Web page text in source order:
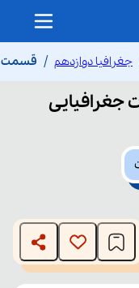
جغرافیا دوازدهم قسمت
جغرافیایی
The media could
or network failed